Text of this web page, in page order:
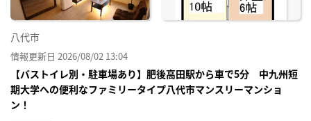
八代市
情報更新日 2026/08/02 13:04
【バストイレ別・駐車場あり】肥後高田駅から車で5分 中九州短
期大学への便利なファミリータイプ八代市マンスリーマンショ
ン！